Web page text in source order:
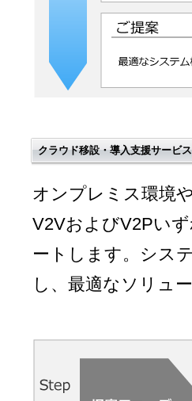
クラウド移設・導入支援サービス
オンプレミス環境
V2VおよびV2Pい
ートします。シス
し、最適なソリュ